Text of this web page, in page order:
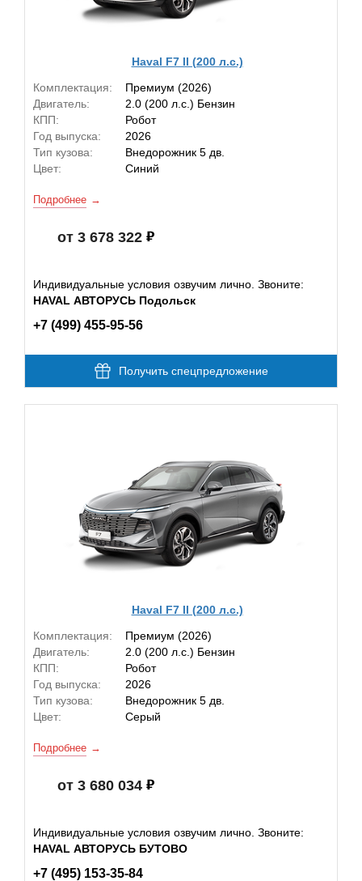
Haval F7 II (200 л.с.)
Комплектация:
Премиум (2026)
Двигатель:
2.0 (200 л.с.) Бензин
КПП:
Робот
Год выпуска:
2026
Тип кузова:
Внедорожник 5 дв.
Цвет:
Синий
Подробнее
от 3 678 322
Индивидуальные условия озвучим лично. Звоните:
HAVAL АВТОРУСЬ Подольск
+7 (499) 455-95-56
Получить спецпредложение
Haval F7 II (200 л.с.)
Комплектация:
Премиум (2026)
Двигатель:
2.0 (200 л.с.) Бензин
КПП:
Робот
Год выпуска:
2026
Тип кузова:
Внедорожник 5 дв.
Цвет:
Серый
Подробнее
от 3 680 034
Индивидуальные условия озвучим лично. Звоните:
HAVAL АВТОРУСЬ БУТОВО
+7 (495) 153-35-84